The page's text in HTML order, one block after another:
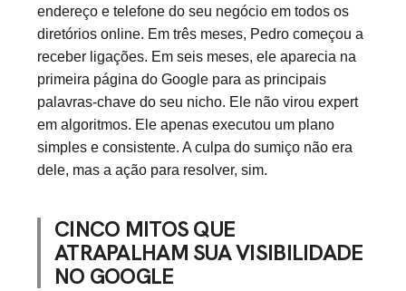
endereço e telefone do seu negócio em todos os
diretórios online. Em três meses, Pedro começou a
receber ligações. Em seis meses, ele aparecia na
primeira página do Google para as principais
palavras-chave do seu nicho. Ele não virou expert
em algoritmos. Ele apenas executou um plano
simples e consistente. A culpa do sumiço não era
dele, mas a ação para resolver, sim.
CINCO MITOS QUE
ATRAPALHAM SUA VISIBILIDADE
NO GOOGLE